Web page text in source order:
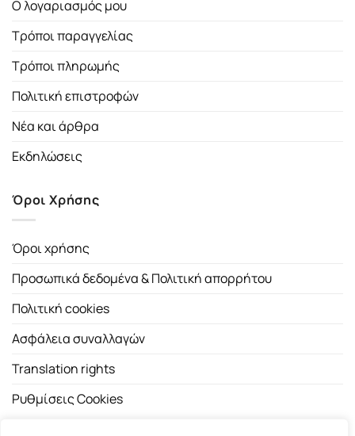
Ο λογαριασμός μου
Τρόποι παραγγελίας
Τρόποι πληρωμής
Πολιτική επιστροφών
Νέα και άρθρα
Εκδηλώσεις
Όροι Χρήσης
Όροι χρήσης
Προσωπικά δεδομένα & Πολιτική απορρήτου
Πολιτική cookies
Ασφάλεια συναλλαγών
Translation rights
Ρυθμίσεις Cookies